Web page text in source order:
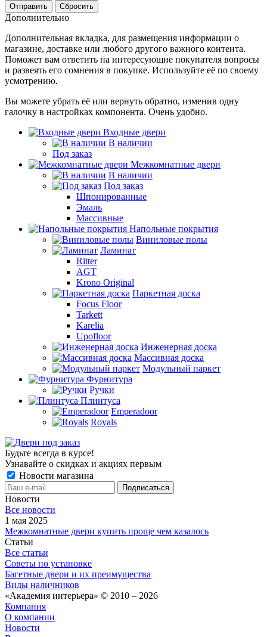
Сбросить
Дополнительно
Дополнительная вкладка, для размещения информации о
магазине, доставке или любого другого важного контента.
Поможет вам ответить на интересующие покупателя вопросы
и развеять его сомнения в покупке. Используйте её по своему
усмотрению.
Вы можете убрать её или вернуть обратно, изменив одну
галочку в настройках компонента. Очень удобно.
Входные двери
В наличии
Под заказ
Межкомнатные двери
В наличии
Под заказ
Шпонированные
Эмаль
Массивные
Напольные покрытия
Виниловые полы
Ламинат
Ritter
AGT
Krono Original
Паркетная доска
Focus Floor
Tarkett
Karelia
Upofloor
Инженерная доска
Массивная доска
Модульный паркет
Фурнитура
Ручки
Плинтуса
Emperadoor
Royals
Будьте всегда в курсе!
Узнавайте о скидках и акциях первым
Новости магазина
Новости
Все новости
1 мая 2025
Межкомнатные двери купить проще чем казалось
Статьи
Все статьи
Советы по установке
Багетные двери и их преимущества
Виды наличников
«Академия интерьера» © 2010 – 2026
Компания
О компании
Новости